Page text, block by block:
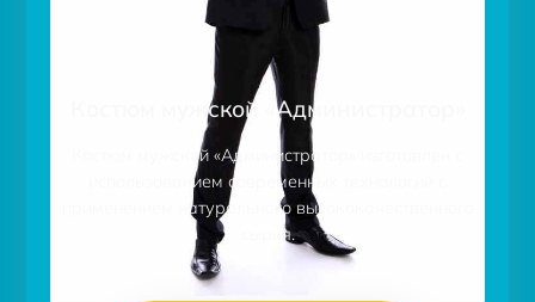
Костюм мужской «Администратор»
Костюм мужской «Администратор» изготовлен с
использованием современных технологий с
применением натурального высококачественного
сырья.